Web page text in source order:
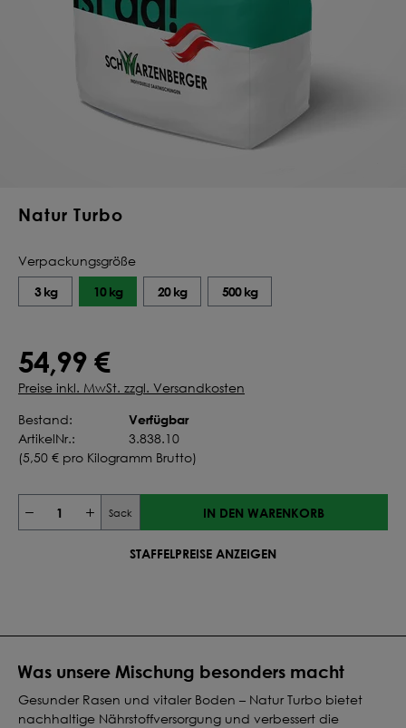
Natur Turbo
Was unsere Mischung besonders macht
Gesunder Rasen und vitaler Boden – Natur Turbo bietet
nachhaltige Nährstoffversorgung und verbessert die
Verpackungsgröße
3 kg 10 kg 20 kg 500 kg
54,99 €
Preise inkl. MwSt. zzgl. Versandkosten
Bestand:
Verfügbar
ArtikelNr.:
3.838.10
(5,50 € pro Kilogramm Brutto)
Sack IN DEN WARENKORB
STAFFELPREISE ANZEIGEN
Deine Saat-
Mischung
konfigurieren
QUALITÄT VOM PROFI
INDIVIDUELL FÜR DICH